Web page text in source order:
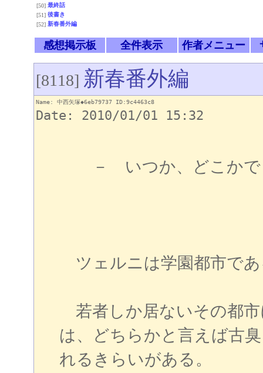
[50] 最終話
[51] 後書き
[52] 新春番外編
感想掲示板 全件表示 作者メニュー
[8118] 新春番外編
Name: 中西矢塚◆6eb79737 ID:9c4463c8
Date: 2010/01/01 15:32
－ いつか、どこか
ツェルニは学園都市で
若者しか居ないその都
は、どちらかと言えば古
れるきらいがある。